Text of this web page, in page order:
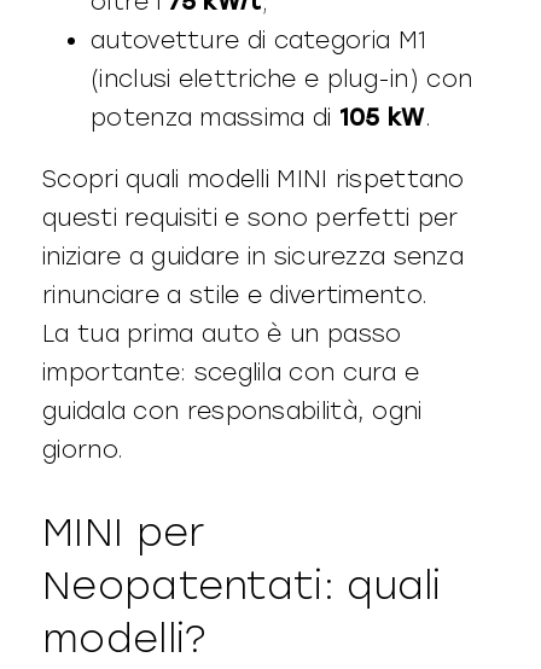
autovetture di categoria M1
(inclusi elettriche e plug-in) con
potenza massima di 105 kW.
Scopri quali modelli MINI rispettano
questi requisiti e sono perfetti per
iniziare a guidare in sicurezza senza
rinunciare a stile e divertimento.
La tua prima auto è un passo
importante: sceglila con cura e
guidala con responsabilità, ogni
giorno.
MINI per
Neopatentati: quali
modelli?